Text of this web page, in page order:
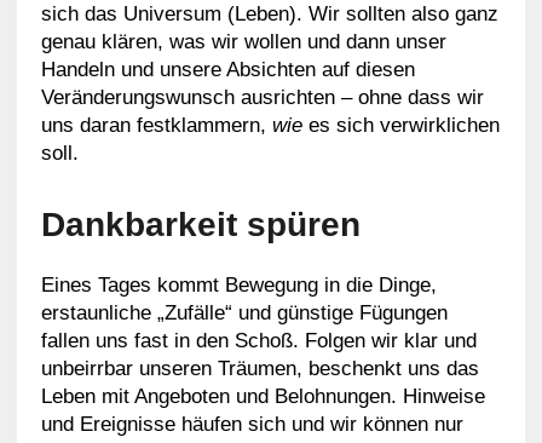
sich das Universum (Leben). Wir sollten also ganz
genau klären, was wir wollen und dann unser
Handeln und unsere Absichten auf diesen
Veränderungswunsch ausrichten – ohne dass wir
uns daran festklammern, wiees sich verwirklichen
soll.
Dankbarkeit spüren
Eines Tages kommt Bewegung in die Dinge,
erstaunliche „Zufälle“ und günstige Fügungen
fallen uns fast in den Schoß. Folgen wir klar und
unbeirrbar unseren Träumen, beschenkt uns das
Leben mit Angeboten und Belohnungen. Hinweise
und Ereignisse häufen sich und wir können nur